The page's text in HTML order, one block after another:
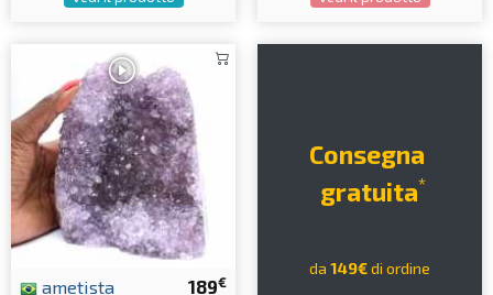
189€
ametista
Consegna
gratuita*
da 149€di ordine